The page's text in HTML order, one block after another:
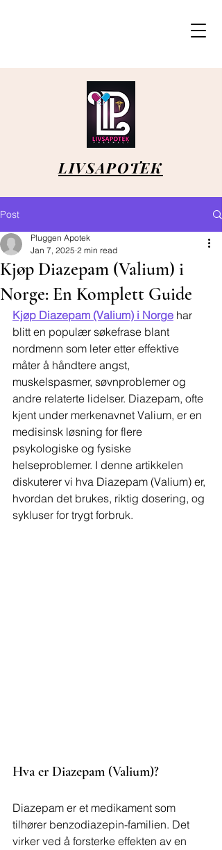
LIVSAPOTEK
Post
Kjøp Diazepam (Valium) i
Norge: En Komplett Guide
Pluggen Apotek
Jan 7, 2025 2 min read
Kjøp Diazepam (Valium) i Norge har
blitt en populær søkefrase blant
nordmenn som leter etter effektive
måter å håndtere angst,
muskelspasmer, søvnproblemer og
andre relaterte lidelser. Diazepam, ofte
kjent under merkenavnet Valium, er en
medisinsk løsning for flere
psykologiske og fysiske
helseproblemer. I denne artikkelen
diskuterer vi hva Diazepam (Valium) er,
hvordan det brukes, riktig dosering, og
sykluser for trygt forbruk.
Hva er Diazepam (Valium)?
Diazepam er et medikament som
tilhører benzodiazepin-familien. Det
virker ved å forsterke effekten av en